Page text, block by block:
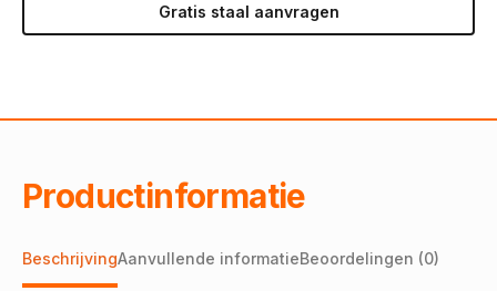
Gratis staal aanvragen
Productinformatie
BeschrijvingAanvullende informatieBeoordelingen (0)